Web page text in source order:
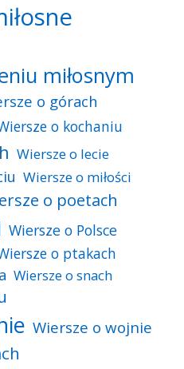
miłosnym
o górach
o kochaniu
Wiersze o lecie
Wiersze o miłości
o poetach
Wiersze o Polsce
o ptakach
Wiersze o snach
Wiersze o wojnie